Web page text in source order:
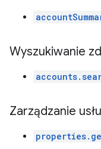
Wyszukiwanie
Zarządzanie